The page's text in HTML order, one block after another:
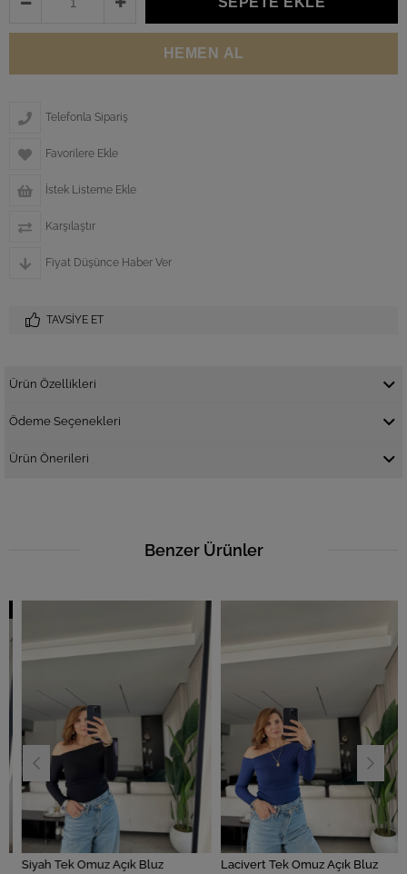
Telefonla Sipariş
Favorilere Ekle
İstek Listeme Ekle
Karşılaştır
Fiyat Düşünce Haber Ver
TAVSIYE ET
Ürün Özellikleri
Ödeme Seçenekleri
Ürün Önerileri
Benzer Ürünler
Siyah Tek Omuz Açık Bluz Lacivert Tek Omuz Açık Bluz